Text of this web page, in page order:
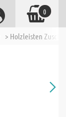
> Holzleisten
0